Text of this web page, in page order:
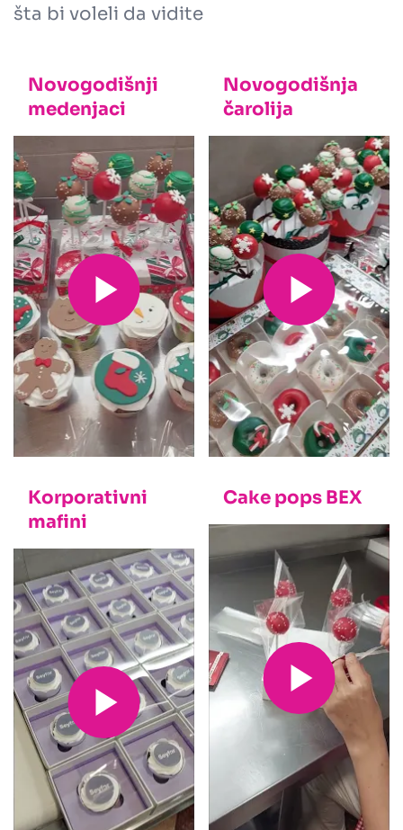
šta bi voleli da vidite
Novogodišnji
medenjaci
Novogodišnja
čarolija
Korporativni
mafini
Cake pops BEX